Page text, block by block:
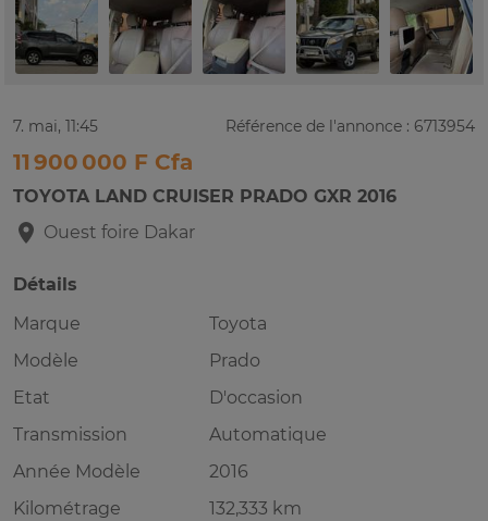
7. mai, 11:45 Référence de l'annonce : 6713954
11 900 000 F Cfa
TOYOTA LAND CRUISER PRADO GXR 2016
Ouest foire Dakar
Détails
Marque
Toyota
Modèle
Prado
Etat
D'occasion
Transmission
Automatique
Année Modèle
2016
Kilométrage
132,333 km